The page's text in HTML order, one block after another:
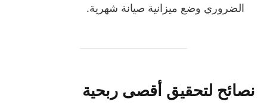
الضروري وضع ميزانية صيانة شهرية.
نصائح لتحقيق أقصى ربحية